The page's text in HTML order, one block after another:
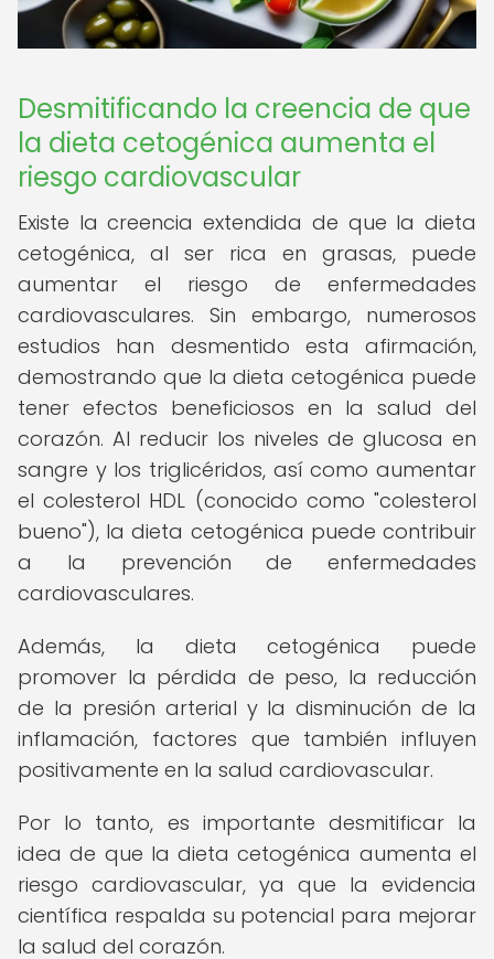
Desmitificando la creencia de que
la dieta cetogénica aumenta el
riesgo cardiovascular
Existe la creencia extendida de que la dieta
cetogénica, al ser rica en grasas, puede
aumentar el riesgo de enfermedades
cardiovasculares. Sin embargo, numerosos
estudios han desmentido esta afirmación,
demostrando que la dieta cetogénica puede
tener efectos beneficiosos en la salud del
corazón. Al reducir los niveles de glucosa en
sangre y los triglicéridos, así como aumentar
el colesterol HDL (conocido como "colesterol
bueno"), la dieta cetogénica puede contribuir
a la prevención de enfermedades
cardiovasculares.
Además, la dieta cetogénica puede
promover la pérdida de peso, la reducción
de la presión arterial y la disminución de la
inflamación, factores que también influyen
positivamente en la salud cardiovascular.
Por lo tanto, es importante desmitificar la
idea de que la dieta cetogénica aumenta el
riesgo cardiovascular, ya que la evidencia
científica respalda su potencial para mejorar
la salud del corazón.